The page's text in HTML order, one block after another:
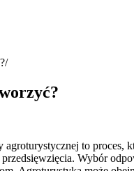
agroturystycznej to
Wybór